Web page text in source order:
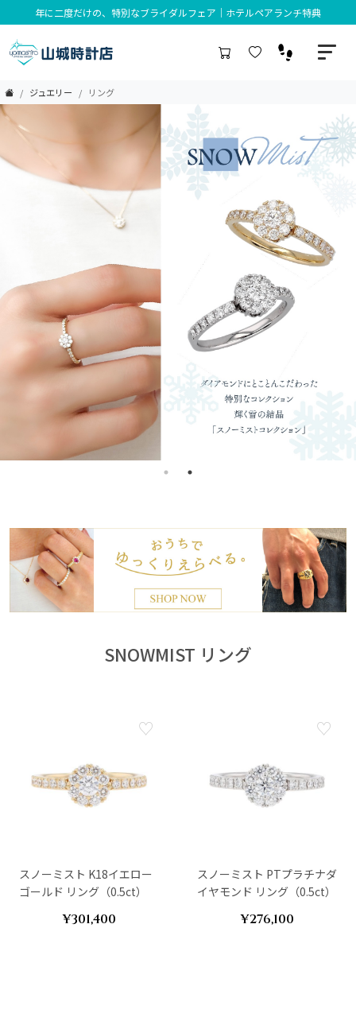
年に二度だけの、特別なブライダルフェア｜ホテルペアランチ特典
ジュエリー リング
SNOWMIST リング
スノーミスト K18イエロー
ゴールド リング（0.5ct）
¥301,400
スノーミスト PTプラチナダ
イヤモンド リング（0.5ct）
¥276,100